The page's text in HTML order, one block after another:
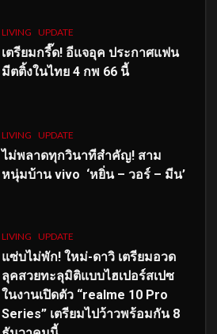
LIVING UPDATE
เตรียมกรี๊ด! อีแจอุค ประกาศแฟน
มีตติ้งในไทย 4 กพ 66 นี้
LIVING UPDATE
ไม่พลาดทุกวินาทีสำคัญ! สาม
หนุ่มบ้าน vivo ‘หยิ่น – วอร์ – มีน’
LIVING UPDATE
แซ่บไม่พัก! ใหม่-ดาวิ เตรียมอวด
ลุคสวยทะลุมิติแบบไฮเปอร์สเปซ
ในงานเปิดตัว “realme 10 Pro
Series” เตรียมไปว้าวพร้อมกัน 8